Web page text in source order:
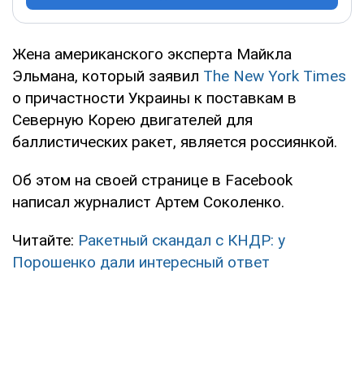
Жена американского эксперта Майкла
Эльмана, который заявил The New York Times
о причастности Украины к поставкам в
Северную Корею двигателей для
баллистических ракет, является россиянкой.
Об этом на своей странице в Facebook
написал журналист Артем Соколенко.
Читайте: Ракетный скандал с КНДР: у
Порошенко дали интересный ответ